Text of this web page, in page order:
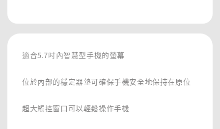
適合5.7吋內智慧型手機的螢幕
位於內部的穩定器墊可確保手機安全地保持在原位
超大觸控窗口可以輕鬆操作手機